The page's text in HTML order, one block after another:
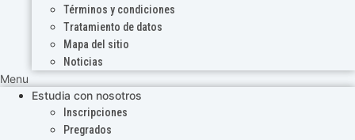
Términos y condiciones
Tratamiento de datos
Mapa del sitio
Noticias
Menu
Estudia con nosotros
Inscripciones
Pregrados